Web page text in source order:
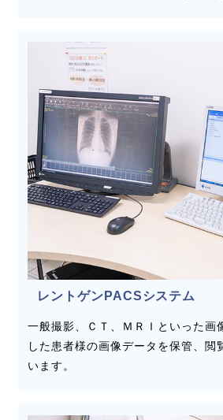
レントゲンPACSシステム
一般撮影、ＣＴ、ＭＲＩといった画
した患者様の画像データを保管、閲
います。